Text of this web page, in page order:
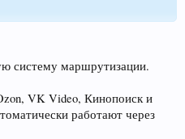
систему маршрутизации.
VK Video, Кинопоиск и
работают через